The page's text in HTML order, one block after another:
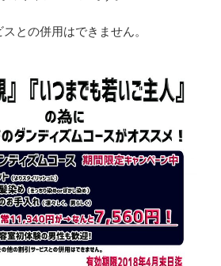
との併用はできません。